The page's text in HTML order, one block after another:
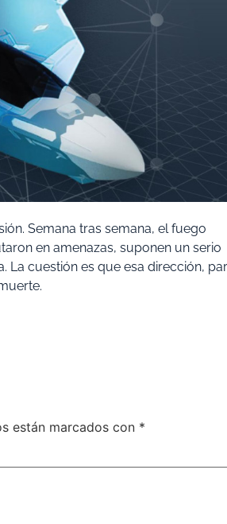
Semana tras semana, el fuego
en amenazas, suponen un serio
La cuestión es que esa dirección,
están marcados con *